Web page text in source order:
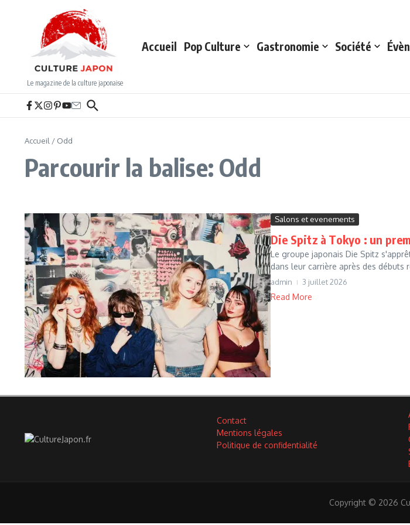
Le magazine de la culture japonaise
Accueil Pop Culture Gastronomie Société
Accueil / Odd
Parcourir la balise: Odd
Salons et evenements
Die Spitz à Tokyo : un
Le groupe japonais Die Spitz
dans leur carrière après des débuts
admin 3 juillet 2026
Read More
Contact
Mentions légales
Politique de confidentialité